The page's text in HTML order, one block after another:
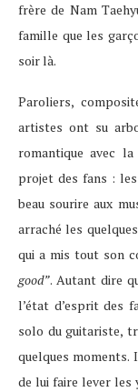
frère de Nam
famille que les
soir là.
Paroliers,
artistes ont su
romantique avec la
projet des fans : les
beau sourire aux
arraché les
qui a mis tout son
good”. Autant dire
l’état d’esprit des
solo du guitariste,
quelques
de lui faire lever les